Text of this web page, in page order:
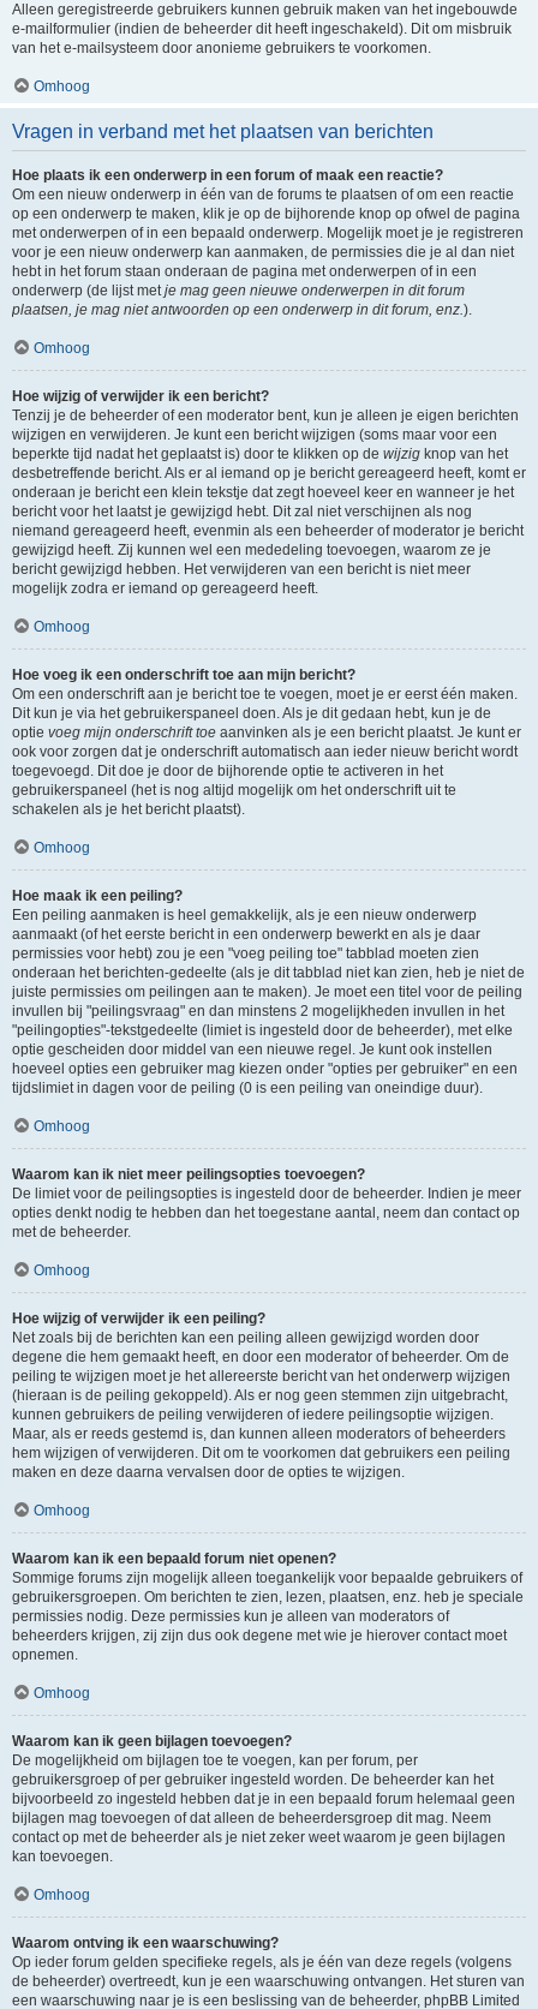
Alleen geregistreerde gebruikers kunnen gebruik maken van het ingebouwde
e-mailformulier (indien de beheerder dit heeft ingeschakeld). Dit om misbruik
van het e-mailsysteem door anonieme gebruikers te voorkomen.
Omhoog
Vragen in verband met het plaatsen van berichten
Hoe plaats ik een onderwerp in een forum of maak een reactie?
Om een nieuw onderwerp in één van de forums te plaatsen of om een reactie
op een onderwerp te maken, klik je op de bijhorende knop op ofwel de pagina
met onderwerpen of in een bepaald onderwerp. Mogelijk moet je je registreren
voor je een nieuw onderwerp kan aanmaken, de permissies die je al dan niet
hebt in het forum staan onderaan de pagina met onderwerpen of in een
onderwerp (de lijst met je mag geen nieuwe onderwerpen in dit forum
plaatsen, je mag niet antwoorden op een onderwerp in dit forum, enz. ).
Omhoog
Hoe wijzig of verwijder ik een bericht?
Tenzij je de beheerder of een moderator bent, kun je alleen je eigen berichten
wijzigen en verwijderen. Je kunt een bericht wijzigen (soms maar voor een
beperkte tijd nadat het geplaatst is) door te klikken op de wijzig knop van het
desbetreffende bericht. Als er al iemand op je bericht gereageerd heeft, komt er
onderaan je bericht een klein tekstje dat zegt hoeveel keer en wanneer je het
bericht voor het laatst je gewijzigd hebt. Dit zal niet verschijnen als nog
niemand gereageerd heeft, evenmin als een beheerder of moderator je bericht
gewijzigd heeft. Zij kunnen wel een mededeling toevoegen, waarom ze je
bericht gewijzigd hebben. Het verwijderen van een bericht is niet meer
mogelijk zodra er iemand op gereageerd heeft.
Omhoog
Hoe voeg ik een onderschrift toe aan mijn bericht?
Om een onderschrift aan je bericht toe te voegen, moet je er eerst één maken.
Dit kun je via het gebruikerspaneel doen. Als je dit gedaan hebt, kun je de
optie voeg mijn onderschrift toe aanvinken als je een bericht plaatst. Je kunt er
ook voor zorgen dat je onderschrift automatisch aan ieder nieuw bericht wordt
toegevoegd. Dit doe je door de bijhorende optie te activeren in het
gebruikerspaneel (het is nog altijd mogelijk om het onderschrift uit te
schakelen als je het bericht plaatst).
Omhoog
Hoe maak ik een peiling?
Een peiling aanmaken is heel gemakkelijk, als je een nieuw onderwerp
aanmaakt (of het eerste bericht in een onderwerp bewerkt en als je daar
permissies voor hebt) zou je een "voeg peiling toe" tabblad moeten zien
onderaan het berichten-gedeelte (als je dit tabblad niet kan zien, heb je niet de
juiste permissies om peilingen aan te maken). Je moet een titel voor de peiling
invullen bij "peilingsvraag" en dan minstens 2 mogelijkheden invullen in het
"peilingopties"-tekstgedeelte (limiet is ingesteld door de beheerder), met elke
optie gescheiden door middel van een nieuwe regel. Je kunt ook instellen
hoeveel opties een gebruiker mag kiezen onder "opties per gebruiker" en een
tijdslimiet in dagen voor de peiling (0 is een peiling van oneindige duur).
Omhoog
Waarom kan ik niet meer peilingsopties toevoegen?
De limiet voor de peilingsopties is ingesteld door de beheerder. Indien je meer
opties denkt nodig te hebben dan het toegestane aantal, neem dan contact op
met de beheerder.
Omhoog
Hoe wijzig of verwijder ik een peiling?
Net zoals bij de berichten kan een peiling alleen gewijzigd worden door
degene die hem gemaakt heeft, en door een moderator of beheerder. Om de
peiling te wijzigen moet je het allereerste bericht van het onderwerp wijzigen
(hieraan is de peiling gekoppeld). Als er nog geen stemmen zijn uitgebracht,
kunnen gebruikers de peiling verwijderen of iedere peilingsoptie wijzigen.
Maar, als er reeds gestemd is, dan kunnen alleen moderators of beheerders
hem wijzigen of verwijderen. Dit om te voorkomen dat gebruikers een peiling
maken en deze daarna vervalsen door de opties te wijzigen.
Omhoog
Waarom kan ik een bepaald forum niet openen?
Sommige forums zijn mogelijk alleen toegankelijk voor bepaalde gebruikers of
gebruikersgroepen. Om berichten te zien, lezen, plaatsen, enz. heb je speciale
permissies nodig. Deze permissies kun je alleen van moderators of
beheerders krijgen, zij zijn dus ook degene met wie je hierover contact moet
opnemen.
Omhoog
Waarom kan ik geen bijlagen toevoegen?
De mogelijkheid om bijlagen toe te voegen, kan per forum, per
gebruikersgroep of per gebruiker ingesteld worden. De beheerder kan het
bijvoorbeeld zo ingesteld hebben dat je in een bepaald forum helemaal geen
bijlagen mag toevoegen of dat alleen de beheerdersgroep dit mag. Neem
contact op met de beheerder als je niet zeker weet waarom je geen bijlagen
kan toevoegen.
Omhoog
Waarom ontving ik een waarschuwing?
Op ieder forum gelden specifieke regels, als je één van deze regels (volgens
de beheerder) overtreedt, kun je een waarschuwing ontvangen. Het sturen van
een waarschuwing naar je is een beslissing van de beheerder, phpBB Limited